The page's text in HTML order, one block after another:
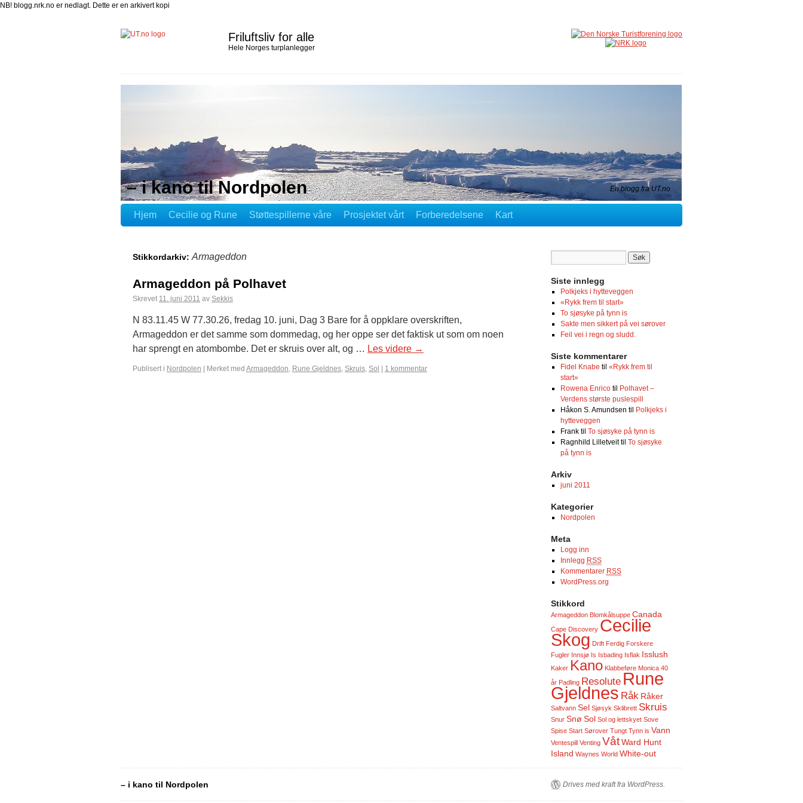
NB! blogg.nrk.no er nedlagt. Dette er en arkivert kopi
Friluftsliv for alle
Hele Norges turplanlegger
– i kano til Nordpolen En blogg fra UT.no
Hjem Cecilie og Rune Støttespillerne våre Prosjektet vårt Forberedelsene Kart
Stikkordarkiv: Armageddon
Armageddon på Polhavet
Skrevet 11. juni 2011 av Sekkis
N 83.11.45 W 77.30.26, fredag 10. juni, Dag 3 Bare for å oppklare overskriften,
Armageddon er det samme som dommedag, og her oppe ser det faktisk ut som om noen
har sprengt en atombombe. Det er skruis over alt, og … Les videre →
Publisert i Nordpolen Merket med Armageddon, Rune Gjeldnes, Skruis, Sol 1 kommentar
Siste innlegg
Polkjeks i hytteveggen
«Rykk frem til start»
To sjøsyke på tynn is
Sakte men sikkert på vei sørover
Feil vei i regn og sludd.
Siste kommentarer
Fidel Knabe til «Rykk frem til
start»
Rowena Enricotil
Polhavet –
Verdens største puslespill
Håkon S. Amundsen til
Polkjeks i
hytteveggen
Franktil To sjøsyke på tynn is
Ragnhild Lilletveittil To sjøsyke
på tynn is
Arkiv
juni 2011
Kategorier
Nordpolen
Meta
Logg inn
Innlegg RSS
Kommentarer RSS
WordPress.org
Stikkord
Armageddon Blomkålsuppe Canada
Cape Discovery Cecilie
Skog Drift Ferdig Forskere
Fugler Innsjø Is Isbading Isflak Isslush
Kaker Kano Klabbeføre Monica 40
år Padling Resolute Rune
Gjeldnes Råk Råker
Saltvann Sel Sjøsyk Sklibrett Skruis
Snur Snø Sol Sol og lettskyet Sove
Spise Start Sørover Tungt Tynn is Vann
Ventespill Venting VåtWard Hunt
Island Waynes World White-out
– i kano til Nordpolen Drives med kraft fra WordPress.